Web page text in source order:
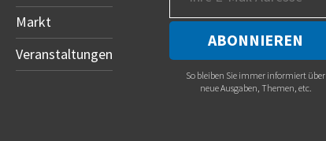
Markt
Veranstaltungen
So bleiben Sie immer informiert über
neue Ausgaben, Themen, etc.